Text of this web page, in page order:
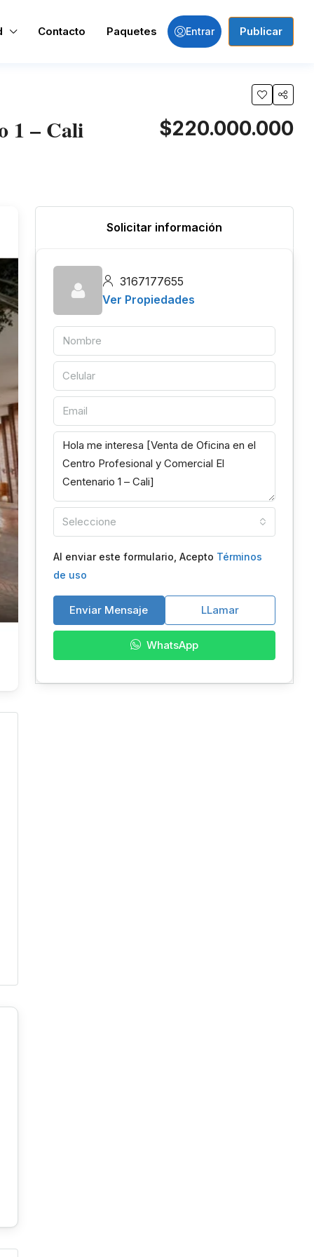
Contacto Paquetes Entrar Publicar
1 – Cali $220.000.000
Solicitar información
3167177655
Ver Propiedades
Seleccione
Al enviar este formulario, Acepto Términos
de uso
Enviar Mensaje LLamar
WhatsApp